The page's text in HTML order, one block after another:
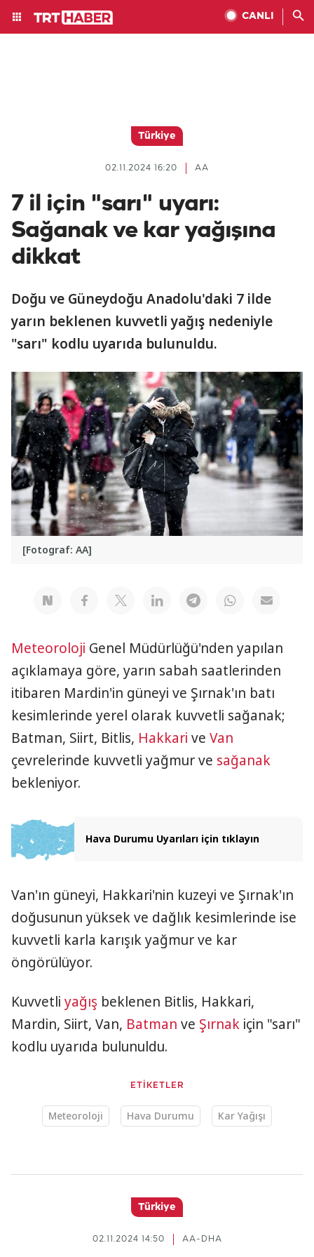
CANLI
Türkiye
AA
02.11.2024 16:20
7 il için "sarı" uyarı:
Sağanak ve kar yağışına
dikkat
Doğu ve Güneydoğu Anadolu'daki 7 ilde
yarın beklenen kuvvetli yağış nedeniyle
"sarı" kodlu uyarıda bulunuldu.
[Fotograf: AA]
Meteoroloji Genel Müdürlüğü'nden yapılan
açıklamaya göre, yarın sabah saatlerinden
itibaren Mardin'in güneyi ve Şırnak'ın batı
kesimlerinde yerel olarak kuvvetli sağanak;
Batman, Siirt, Bitlis, Hakkari ve Van
çevrelerinde kuvvetli yağmur ve sağanak
bekleniyor.
Hava Durumu Uyarıları için tıklayın
Van'ın güneyi, Hakkari'nin kuzeyi ve Şırnak'ın
doğusunun yüksek ve dağlık kesimlerinde ise
kuvvetli karla karışık yağmur ve kar
öngörülüyor.
Kuvvetli yağış beklenen Bitlis, Hakkari,
Mardin, Siirt, Van, Batman ve Şırnak için "sarı"
kodlu uyarıda bulunuldu.
ETİKETLER
Meteoroloji Hava Durumu Kar Yağışı
Türkiye
AA-DHA
02.11.2024 14:50